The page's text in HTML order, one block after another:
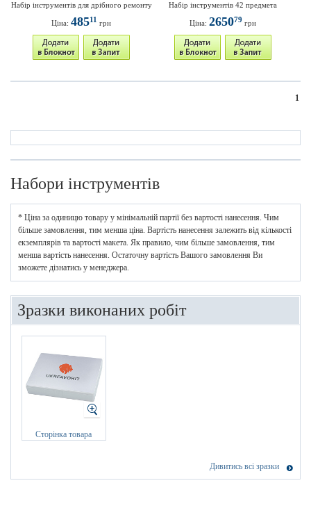
Набір інструментів для дрібного ремонту
Ціна: 48511 грн
Набір інструментів 42 предмета
Ціна: 265079 грн
1
Набори інструментів
* Ціна за одиницю товару у мінімальній партії без вартості нанесення. Чим
більше замовлення, тим менша ціна. Вартість нанесення залежить від кількості
екземплярів та вартості макета. Як правило, чим більше замовлення, тим
менша вартість нанесення. Остаточну вартість Вашого замовлення Ви
зможете дізнатись у менеджера.
Зразки виконаних робіт
Сторінка товара
Дивитись всі зразки